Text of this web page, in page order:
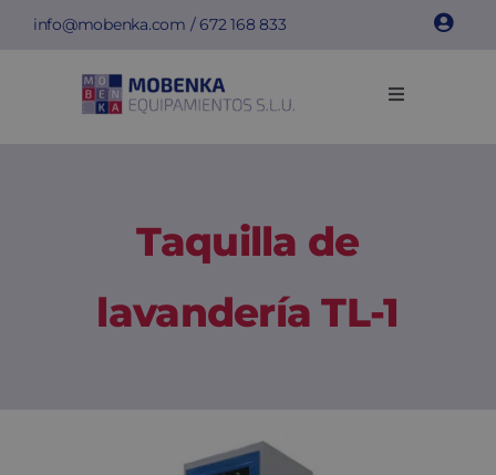
Saltar
contenido
info@mobenka.com /672 168 833
Toggle
Instalaciones
Taquilla de
lavandería TL-1